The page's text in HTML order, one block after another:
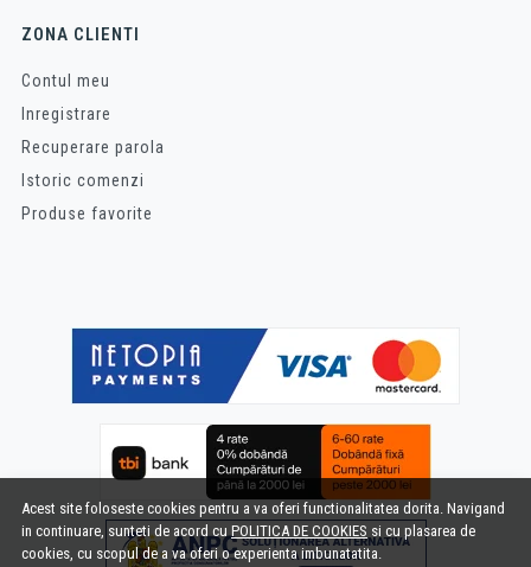
Acest site foloseste cookies pentru a va oferi functionalitatea dorita. Navigand
in continuare, sunteti de acord cuPOLITICA DE COOKIES si cu plasarea de
cookies, cu scopul de a va oferi o experienta imbunatatita.
ZONA CLIENTI
Contul meu
Inregistrare
Recuperare parola
Istoric comenzi
Produse favorite